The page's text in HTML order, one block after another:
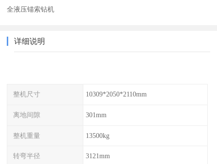
全液压锚索钻机
详细说明
整机尺寸 10309*2050*2110mm
离地间隙 301mm
整机重量 13500kg
转弯半径 3121mm